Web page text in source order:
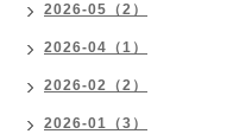
2026-05（2）
2026-04（1）
2026-02（2）
2026-01（3）